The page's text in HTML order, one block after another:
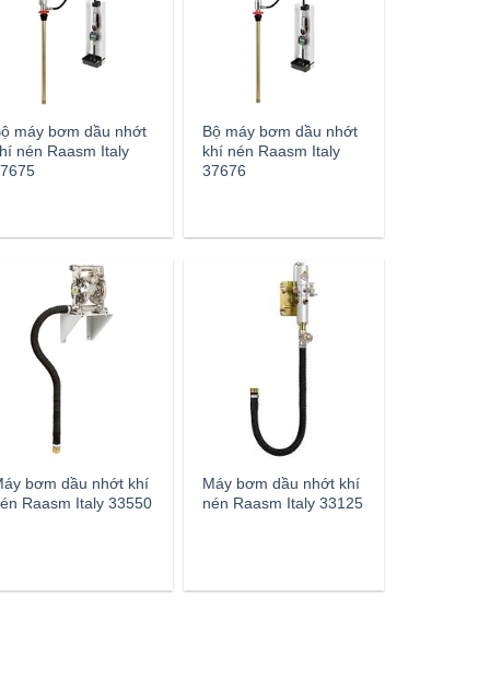
máy bơm dầu nhớt
nén Raasm Italy
Bộ máy bơm dầu nhớt
khí nén Raasm Italy
37676
bơm dầu nhớt khí
Raasm Italy 33550
Máy bơm dầu nhớt khí
nén Raasm Italy 33125